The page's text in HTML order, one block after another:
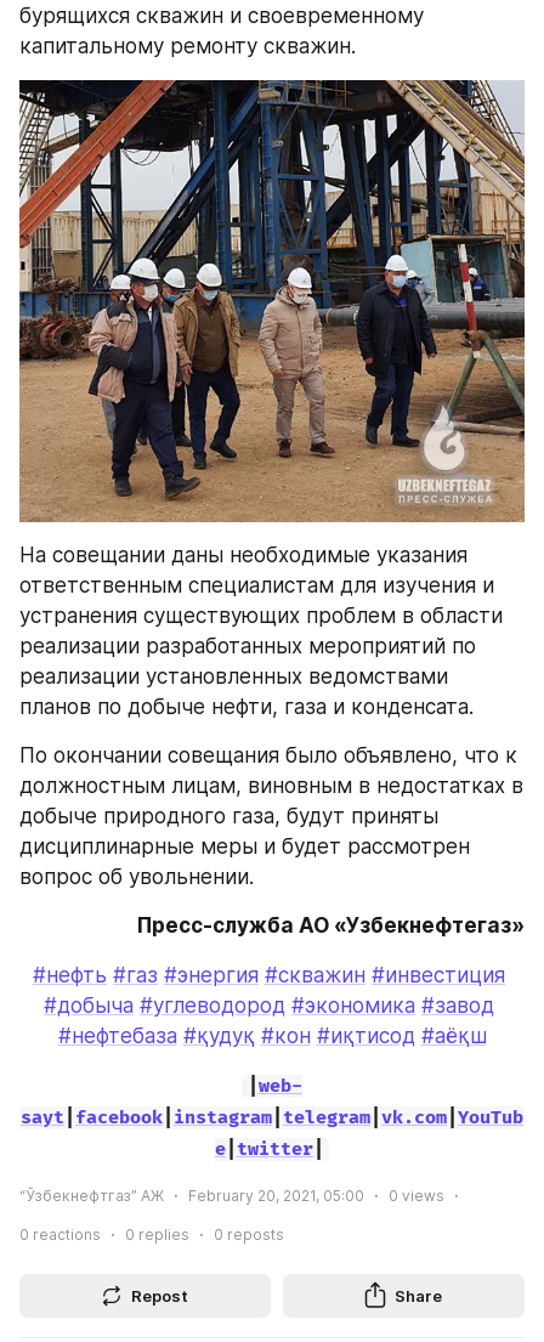
бурящихся скважин и своевременному
капитальному ремонту скважин.
На совещании даны необходимые указания
ответственным специалистам для изучения и
устранения существующих проблем в области
реализации разработанных мероприятий по
реализации установленных ведомствами
планов по добыче нефти, газа и конденсата.
По окончании совещания было объявлено, что к
должностным лицам, виновным в недостатках в
добыче природного газа, будут приняты
дисциплинарные меры и будет рассмотрен
вопрос об увольнении.
Пресс-служба АО «Узбекнефтегаз»
#нефть #газ #энергия #скважин #инвестиция
#добыча #углеводород #экономика #завод
#нефтебаза #қудуқ #кон #иқтисод #аёқш
web-
sayt facebook instagram telegram vk.com YouTub
e| twitter|
“Ўзбекнефтгаз” АЖ February 20, 2021, 05:00 0 views
0 reactions 0 replies 0 reposts
Repost Share